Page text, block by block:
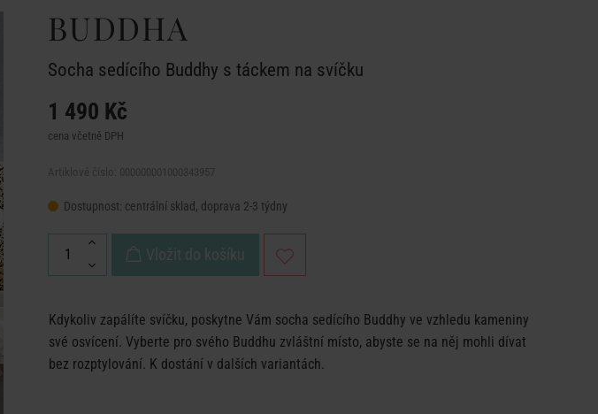
BUDDHA
Socha sedícího Buddhy s táckem na svíčku
1 490 Kč
cena včetně DPH
Dostupnost: centrální sklad, doprava 2-3 týdny
Vložit do košíku
Kdykoliv zapálíte svíčku, poskytne Vám socha sedícího Buddhy ve vzhledu kameniny
své osvícení. Vyberte pro svého Buddhu zvláštní místo, abyste se na něj mohli dívat
bez rozptylování. K dostání v dalších variantách.